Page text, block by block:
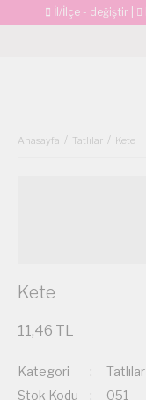
İl/İlçe - değiştir
Anasayfa Tatlılar Kete
Kete
11,46 TL
Kategori
Tatlılar
Stok Kodu
051